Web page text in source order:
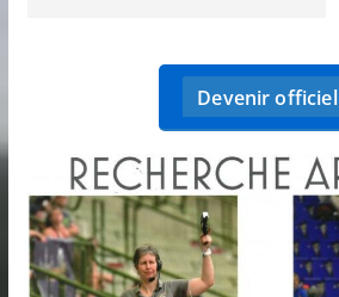
Devenir officiel